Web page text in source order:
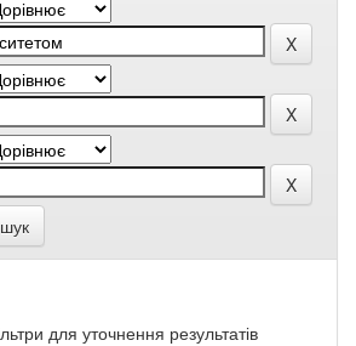
для уточнення результатів